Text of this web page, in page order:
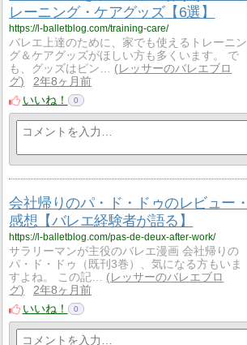
レーニング・ケアグッズ【6選】
https://l-balletblog.com/training-care/
バレエ上達のために、家でも使えるトレーニン
グ＆ケアグッズがほしい方も多くいます。 で
も、グッズはピン…
レッサーのバレエブロ
グ
2年8ヶ月前
いいね！
0
会社帰りのパ・ド・ドゥのレビュー・
感想【バレエ経験者が語る】
https://l-balletblog.com/pas-de-deux-after-work/
サラリーマンが主役のバレエ漫画 会社帰りの
パ・ド・ドゥ（既刊3巻）、気になる方もいま
すよね。 この記…
レッサーのバレエブロ
グ
2年8ヶ月前
いいね！
0